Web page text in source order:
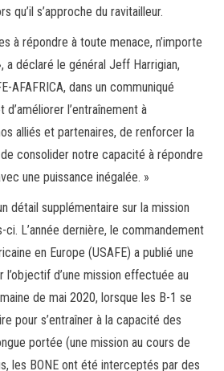
qu’il s’approche du ravitailleur.
à répondre à toute menace, n’importe
a déclaré le général Jeff Harrigian,
AFAFRICA, dans un communiqué
l’entraînement à
alliés et partenaires, de renforcer la
consolider notre capacité à répondre
une puissance inégalée. »
détail supplémentaire sur la mission
ci. L’année dernière, le commandement
en Europe (USAFE) a publié une
d’une mission effectuée au
de mai 2020, lorsque les B-1 se
pour s’entraîner à la capacité des
portée (une mission au cours de
les BONE ont été interceptés par des